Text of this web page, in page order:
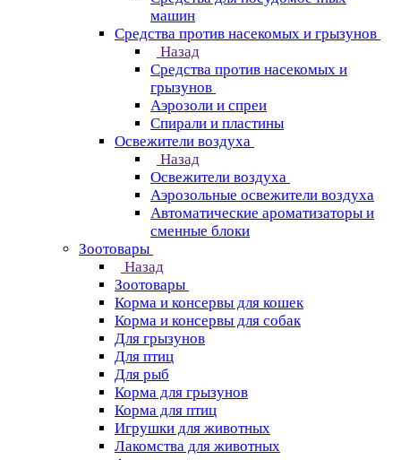
машин
Средства против насекомых и грызунов
Назад
Средства против насекомых и
грызунов
Аэрозоли и спреи
Спирали и пластины
Освежители воздуха
Назад
Освежители воздуха
Аэрозольные освежители воздуха
Автоматические ароматизаторы и
сменные блоки
Зоотовары
Назад
Зоотовары
Корма и консервы для кошек
Корма и консервы для собак
Для грызунов
Для птиц
Для рыб
Корма для грызунов
Корма для птиц
Игрушки для животных
Лакомства для животных